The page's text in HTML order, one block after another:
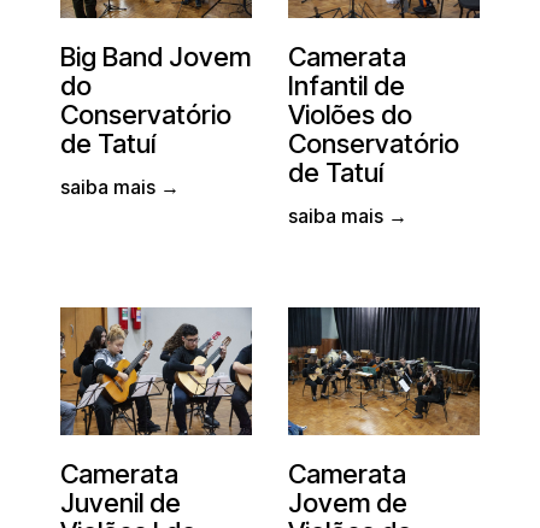
Big Band Jovem
do
Conservatório
de Tatuí
saiba mais →
Camerata
Infantil de
Violões do
Conservatório
de Tatuí
saiba mais →
Camerata
Juvenil de
Camerata
Jovem de